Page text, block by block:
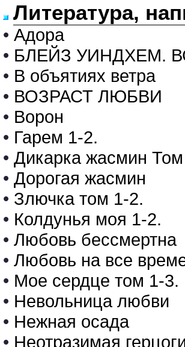
Литература,
• Адора
• БЛЕЙЗ УИНДХЕМ.
• В объятиях ветра
• ВОЗРАСТ ЛЮБВИ
• Ворон
• Гарем 1-2.
• Дикарка жасмин
• Дорогая жасмин
• Злючка том 1-2.
• Колдунья моя 1-2.
• Любовь бессмертна
• Любовь на все
• Мое сердце том 1-3.
• Невольница любви
• Нежная осада
• Неотразимая